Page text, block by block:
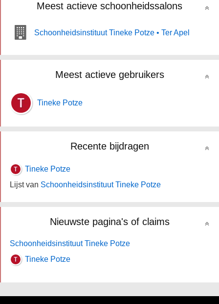
Meest actieve schoonheidssalons
Schoonheidsinstituut Tineke Potze • Ter Apel
Meest actieve gebruikers
Tineke Potze
Recente bijdragen
Tineke Potze
Lijst van Schoonheidsinstituut Tineke Potze
Nieuwste pagina's of claims
Schoonheidsinstituut Tineke Potze
Tineke Potze